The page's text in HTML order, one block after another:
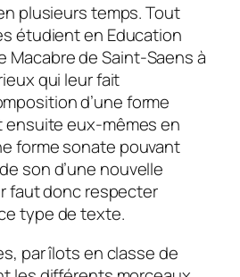
plusieurs temps. Tout
étudient en Education
Macabrede Saint-Saens à
qui leur fait
d’une forme
ensuite eux-mêmes en
forme sonate pouvant
son d’une nouvelle
faut donc respecter
type de texte.
par îlots en classe de